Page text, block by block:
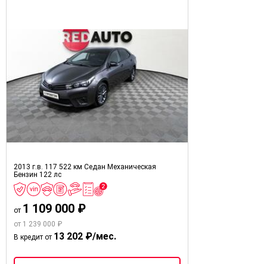
2013 г.в. 117 522 км Седан Механическая
Бензин 122 лс
от 1 109 000 ₽
от 1 239 000 ₽
В кредит от 13 202 ₽/мес.